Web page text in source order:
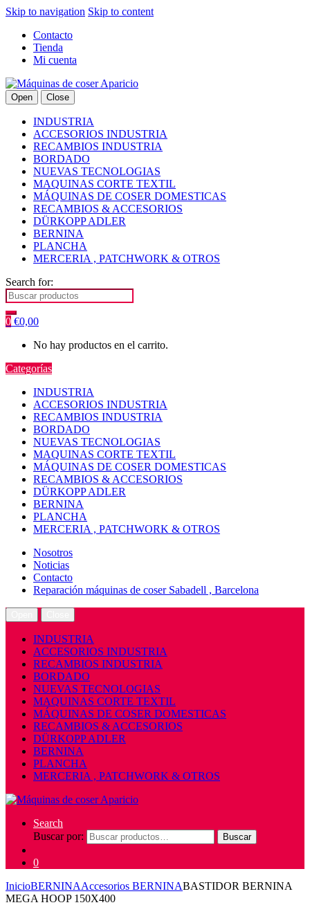
Skip to navigation Skip to content
Contacto
Tienda
Mi cuenta
Open Close
INDUSTRIA
ACCESORIOS INDUSTRIA
RECAMBIOS INDUSTRIA
BORDADO
NUEVAS TECNOLOGIAS
MAQUINAS CORTE TEXTIL
MÁQUINAS DE COSER DOMESTICAS
RECAMBIOS & ACCESORIOS
DÜRKOPP ADLER
BERNINA
PLANCHA
MERCERIA , PATCHWORK & OTROS
Search for:
0 €0,00
No hay productos en el carrito.
Categorías
INDUSTRIA
ACCESORIOS INDUSTRIA
RECAMBIOS INDUSTRIA
BORDADO
NUEVAS TECNOLOGIAS
MAQUINAS CORTE TEXTIL
MÁQUINAS DE COSER DOMESTICAS
RECAMBIOS & ACCESORIOS
DÜRKOPP ADLER
BERNINA
PLANCHA
MERCERIA , PATCHWORK & OTROS
Nosotros
Noticias
Contacto
Reparación máquinas de coser Sabadell , Barcelona
INDUSTRIA
ACCESORIOS INDUSTRIA
RECAMBIOS INDUSTRIA
BORDADO
NUEVAS TECNOLOGIAS
MAQUINAS CORTE TEXTIL
MÁQUINAS DE COSER DOMESTICAS
RECAMBIOS & ACCESORIOS
DÜRKOPP ADLER
BERNINA
PLANCHA
MERCERIA , PATCHWORK & OTROS
Search
Buscar por:
Buscar
0
InicioBERNINAAccesorios BERNINABASTIDOR BERNINA
MEGA HOOP 150X400